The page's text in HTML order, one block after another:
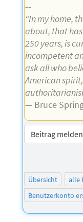
--
“In my home,
about, that
250 years, is
incompetent
ask all who
American
— Bruce
Beitrag melden
Übersicht alle
Benutzerkonto